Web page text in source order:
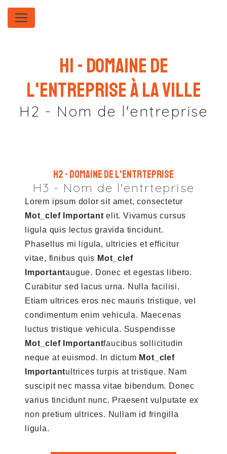
H1 - Domaine de
l'entreprise à la ville
H2 - Nom de l'entreprise
H2 - Domaine de l'entrteprise
H3 - Nom de l'entrteprise
Lorem ipsum dolor sit amet, consectetur
Mot_clef Important elit. Vivamus cursus
ligula quis lectus gravida tincidunt.
Phasellus mi ligula, ultricies et efficitur
vitae, finibus quis Mot_clef
Importantaugue. Donec et egestas libero.
Curabitur sed lacus urna. Nulla facilisi.
Etiam ultrices eros nec mauris tristique, vel
condimentum enim vehicula. Maecenas
luctus tristique vehicula. Suspendisse
Mot_clef Importantfaucibus sollicitudin
neque at euismod. In dictum Mot_clef
Importantultrices turpis at tristique. Nam
suscipit nec massa vitae bibendum. Donec
varius tincidunt nunc. Praesent vulputate ex
non pretium ultrices. Nullam id fringilla
ligula.
Panneau de gestion des cookies